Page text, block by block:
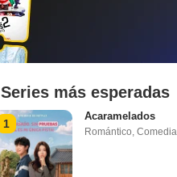
Series más esperadas
1
Acaramelados
Romántico Comedia